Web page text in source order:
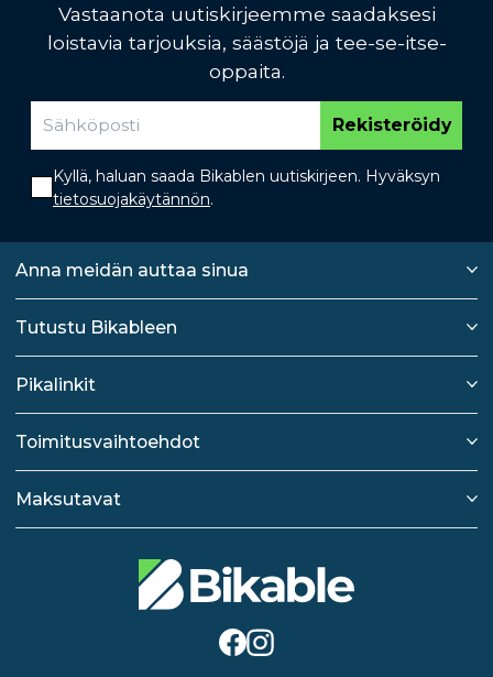
Vastaanota uutiskirjeemme saadaksesi
loistavia tarjouksia, säästöjä ja tee-se-itse-
oppaita.
Rekisteröidy
Kyllä, haluan saada Bikablen uutiskirjeen. Hyväksyn
tietosuojakäytännön.
Anna meidän auttaa sinua
Tutustu Bikableen
Pikalinkit
Toimitusvaihtoehdot
Maksutavat